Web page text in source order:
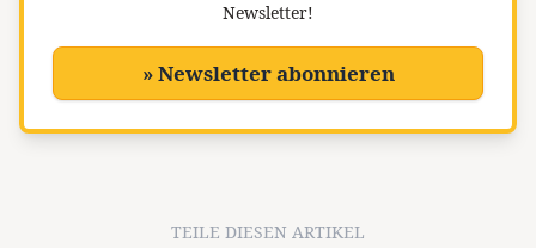
Newsletter!
» Newsletter abonnieren
TEILE DIESEN ARTIKEL